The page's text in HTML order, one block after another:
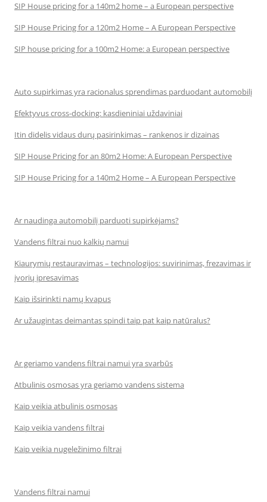
SIP House pricing for a 140m2 home – a European perspective
SIP House Pricing for a 120m2 Home – A European Perspective
SIP house pricing for a 100m2 Home: a European perspective
Auto supirkimas yra racionalus sprendimas parduodant automobilį
Efektyvus cross-docking: kasdieniniai uždaviniai
Itin didelis vidaus durų pasirinkimas – rankenos ir dizainas
SIP House Pricing for an 80m2 Home: A European Perspective
SIP House Pricing for a 140m2 Home – A European Perspective
Ar naudinga automobilį parduoti supirkėjams?
Vandens filtrai nuo kalkių namui
Kiaurymių restauravimas – technologijos: suvirinimas, frezavimas ir
įvorių įpresavimas
Kaip išsirinkti namų kvapus
Ar užaugintas deimantas spindi taip pat kaip natūralus?
Ar geriamo vandens filtrai namui yra svarbūs
Atbulinis osmosas yra geriamo vandens sistema
Kaip veikia atbulinis osmosas
Kaip veikia vandens filtrai
Kaip veikia nugeležinimo filtrai
Vandens filtrai namui